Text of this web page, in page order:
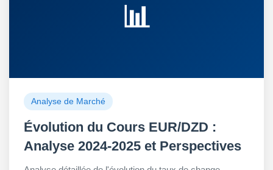
📊
Analyse de Marché
Évolution du Cours EUR/DZD :
Analyse 2024-2025 et Perspectives